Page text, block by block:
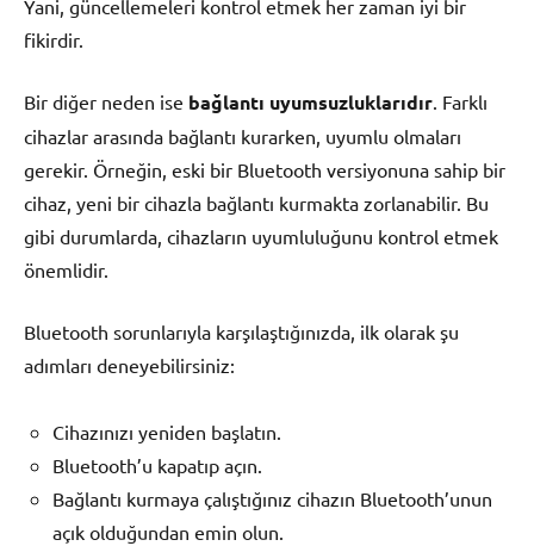
Yani, güncellemeleri kontrol etmek her zaman iyi bir
fikirdir.
Bir diğer neden ise bağlantı uyumsuzluklarıdır. Farklı
cihazlar arasında bağlantı kurarken, uyumlu olmaları
gerekir. Örneğin, eski bir Bluetooth versiyonuna sahip bir
cihaz, yeni bir cihazla bağlantı kurmakta zorlanabilir. Bu
gibi durumlarda, cihazların uyumluluğunu kontrol etmek
önemlidir.
Bluetooth sorunlarıyla karşılaştığınızda, ilk olarak şu
adımları deneyebilirsiniz:
Cihazınızı yeniden başlatın.
Bluetooth’u kapatıp açın.
Bağlantı kurmaya çalıştığınız cihazın Bluetooth’unun
açık olduğundan emin olun.